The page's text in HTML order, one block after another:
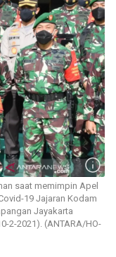
saat memimpin Apel
19 Jajaran Kodam
Jayakarta
2-2021). (ANTARA/HO-